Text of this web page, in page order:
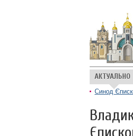
АКТУАЛЬНО
Синод